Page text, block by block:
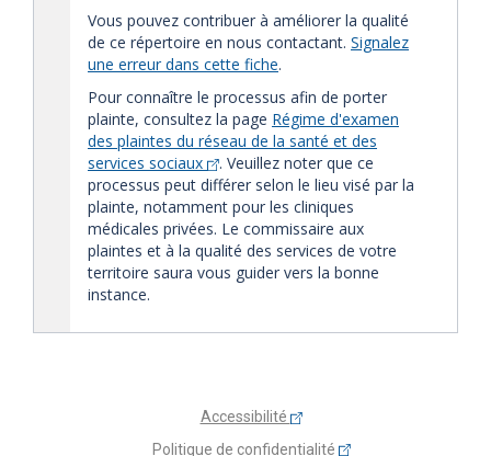
Vous pouvez contribuer à améliorer la qualité
de ce répertoire en nous contactant. Signalez
une erreur dans cette fiche.
Pour connaître le processus afin de porter
plainte, consultez la page Régime d'examen
des plaintes du réseau de la santé et des
services sociaux
. Veuillez noter que ce
processus peut différer selon le lieu visé par la
plainte, notamment pour les cliniques
médicales privées. Le commissaire aux
plaintes et à la qualité des services de votre
territoire saura vous guider vers la bonne
instance.
Accessibilité
Politique de confidentialité